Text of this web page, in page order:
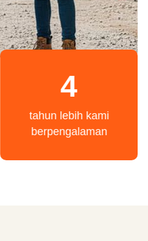
4
tahun lebih kami
berpengalaman